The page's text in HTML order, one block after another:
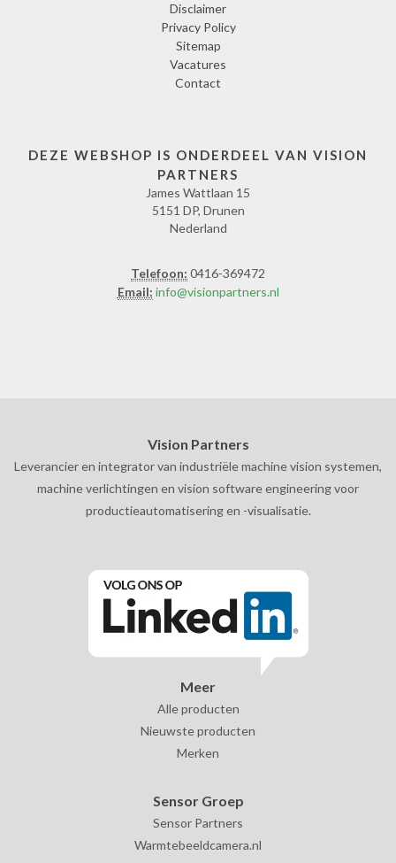
Disclaimer
Privacy Policy
Sitemap
Vacatures
Contact
DEZE WEBSHOP IS ONDERDEEL VAN VISION
PARTNERS
James Wattlaan 15
5151 DP, Drunen
Nederland
Telefoon: 0416-369472
Email: info@visionpartners.nl
Vision Partners
Leverancier en integrator van industriële machine vision systemen,
machine verlichtingen en vision software engineering voor
productieautomatisering en -visualisatie.
Meer
Alle producten
Nieuwste producten
Merken
Sensor Groep
Sensor Partners
Warmtebeeldcamera.nl